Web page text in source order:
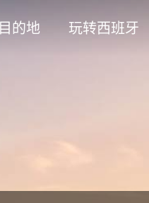
目的地 玩转西班牙